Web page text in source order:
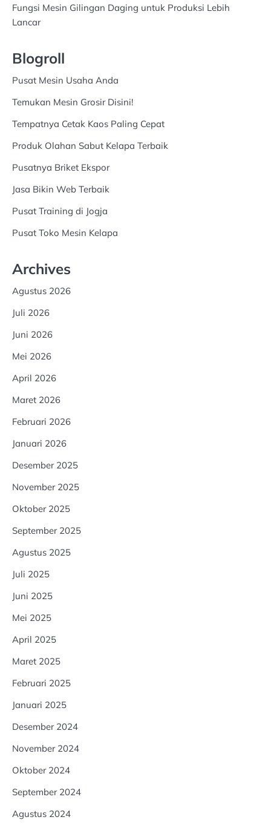
Fungsi Mesin Gilingan Daging untuk Produksi Lebih
Lancar
Blogroll
Pusat Mesin Usaha Anda
Temukan Mesin Grosir Disini!
Tempatnya Cetak Kaos Paling Cepat
Produk Olahan Sabut Kelapa Terbaik
Pusatnya Briket Ekspor
Jasa Bikin Web Terbaik
Pusat Training di Jogja
Pusat Toko Mesin Kelapa
Archives
Agustus 2026
Juli 2026
Juni 2026
Mei 2026
April 2026
Maret 2026
Februari 2026
Januari 2026
Desember 2025
November 2025
Oktober 2025
September 2025
Agustus 2025
Juli 2025
Juni 2025
Mei 2025
April 2025
Maret 2025
Februari 2025
Januari 2025
Desember 2024
November 2024
Oktober 2024
September 2024
Agustus 2024